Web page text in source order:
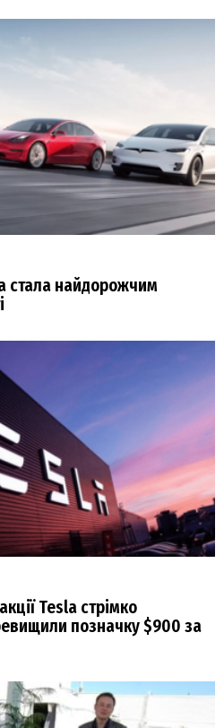
стала найдорожчим
Tesla стрімко
позначку $900 за